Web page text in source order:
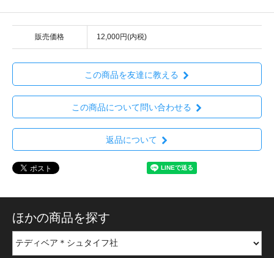
販売価格 12,000円(内税)
この商品を友達に教える
この商品について問い合わせる
返品について
ほかの商品を探す